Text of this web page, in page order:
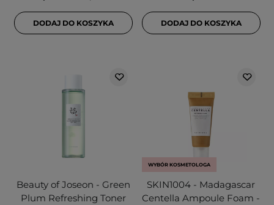
DODAJ DO KOSZYKA DODAJ DO KOSZYKA
Beauty of Joseon - Green
Plum Refreshing Toner
WYBÓR KOSMETOLOGA
SKIN1004 - Madagascar
Centella Ampoule Foam -